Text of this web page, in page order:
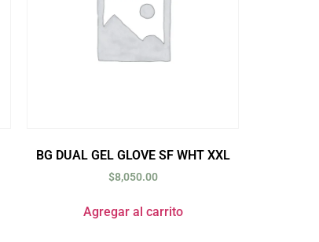
BG DUAL GEL GLOVE SF WHT XXL
$8,050.00
Agregar al carrito